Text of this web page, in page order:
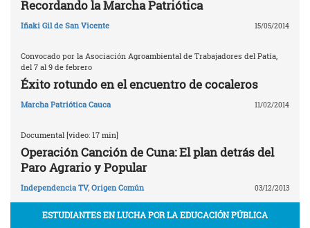
Recordando la Marcha Patriótica
Iñaki Gil de San Vicente 15/05/2014
Convocado por la Asociación Agroambiental de Trabajadores del Patía,
del 7 al 9 de febrero
Éxito rotundo en el encuentro de cocaleros
Marcha Patriótica Cauca 11/02/2014
Documental [video: 17 min]
Operación Canción de Cuna: El plan detrás del
Paro Agrario y Popular
Independencia TV, Origen Común 03/12/2013
ESTUDIANTES EN LUCHA POR LA EDUCACIÓN PÚBLICA